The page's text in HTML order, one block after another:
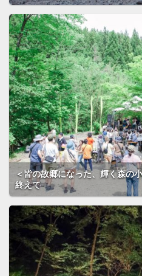
＜皆の故郷になった、輝く森の
終えて